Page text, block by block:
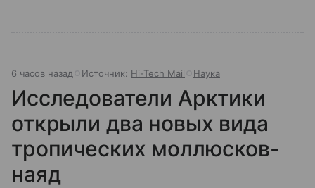
6 часов назад Источник: Hi-Tech Mail Наука
Исследователи Арктики
открыли два новых вида
тропических моллюсков-
наяд